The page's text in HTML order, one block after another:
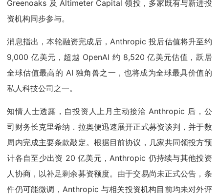
Greenoaks 及 Altimeter Capital 领投，多家既有与新进投
资机构同步参与。
消息指出，本轮融资完成后，Anthropic 投后估值将升至约
9,000 亿美元，超越 OpenAI 约 8,520 亿美元估值，跃居
全球估值最高的 AI 独角兽之一，也将成为全球最具价值的
私人科技公司之一。
知情人士透露，自投资人上月主动接洽 Anthropic 后，公
司财务长克里希纳．拉奥便迅速展开正式募资谈判，并于数
周内完成主要条款敲定。根据目前协议，几家共同领投方预
计各自至少出资 20 亿美元，Anthropic 仍持续与其他投资
人协商，以补足剩余募资额度。由于交易尚未正式公告，条
件仍可能微调，Anthropic 与相关投资机构目前均未对外评